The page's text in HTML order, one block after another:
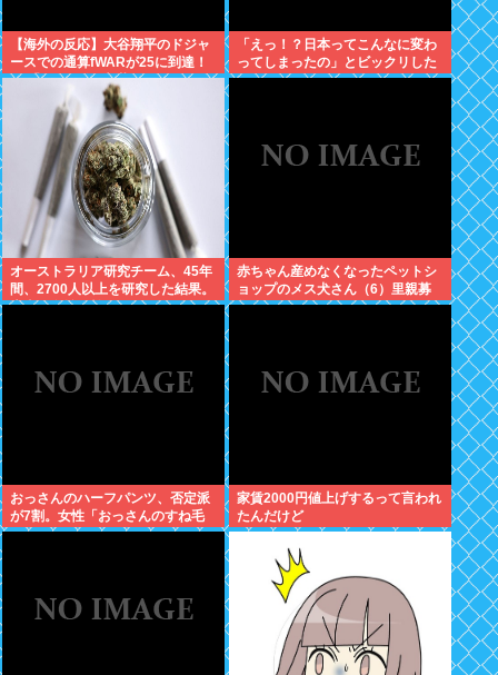
【海外の反応】大谷翔平のドジャ
ースでの通算fWARが25に到達！
→ 「3シーズン未満でレジェンド
クラスの通算WARを稼いでるな」
「契約終了時にはどれくらいの数
字になるのか楽しみ」
「えっ！？日本ってこんなに変わ
ってしまったの」とビックリした
こと
オーストラリア研究チーム、45年
間、2700人以上を研究した結果。
大麻に有益な効果はほとんどな
赤ちゃん産めなくなったペットシ
ョップのメス犬さん（6）里親募
集されてしまうwww
おっさんのハーフパンツ、否定派
が7割。女性「おっさんのすね毛
なんて見たくないじゃないですか
家賃2000円値上げするって言われ
たんだけど